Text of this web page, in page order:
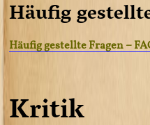
Häufig
Häufig gestellte Fragen –
Kritik